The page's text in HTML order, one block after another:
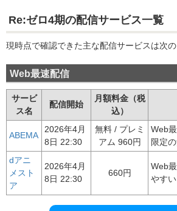
Re:ゼロ4期の配信サービス一覧
現時点で確認できた主な配信サービスは次の
Web最速配信
サービ
ス名
配信開始
月額料金（税
込）
ABEMA
2026年4月
8日 22:30
無料 / プレミ
アム 960円
Web
限定
dアニ
メスト
ア
2026年4月
8日 22:30
660円
Web
やすい